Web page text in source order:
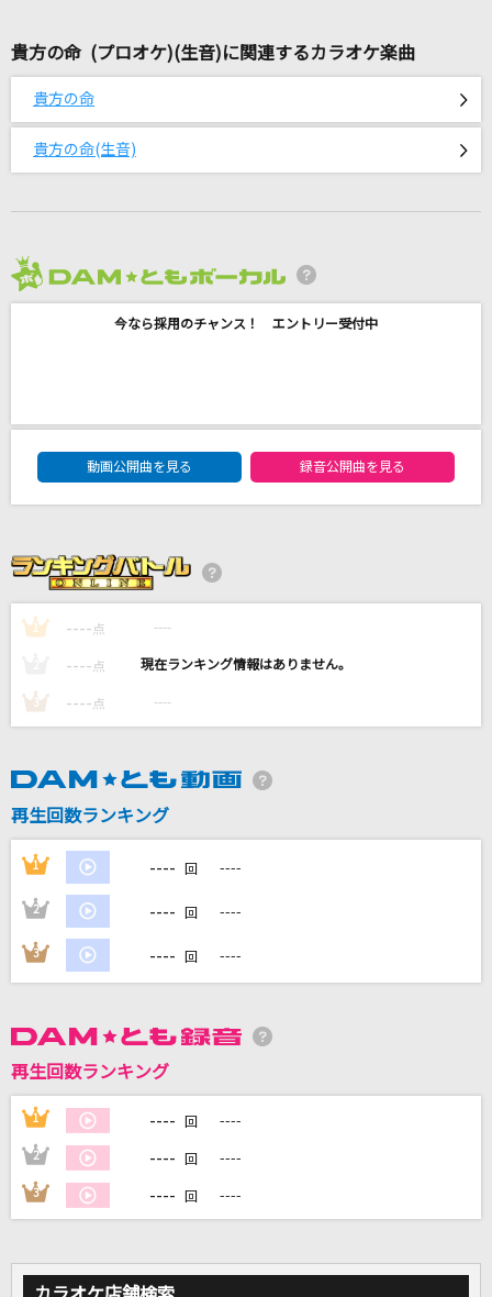
[生音]カーマイン
花束のかわりにメロディーを
探せ ダイヤモンドリリー
IRIS OUT(ビデオクリップバージョン)
innocent starter
水樹奈々
DAMに会員登録・ログインして
カラオケをもっと楽しもう！
自宅でカラオケ歌い放題！
貴方の命 (プロオケ)(生音)に関連するカラオケ楽曲
貴方の命
貴方の命(生音)
今なら採用のチャンス！ エントリー受付中
DAM★ともボーカルエントリーランキング
動画公開曲を見る
録音公開曲を見る
1 ---- 点 ----
---- 点 ----
3 ---- 点 ----
再生回数ランキング
1 ---- 回 ----
2 ---- 回 ----
3 ---- 回 ----
再生回数ランキング
1 ---- 回 ----
2 ---- 回 ----
3 ---- 回 ----